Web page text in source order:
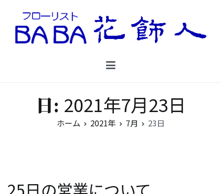
日: 2021年7月23日
ホーム 2021年 7月 23日
25日の営業について